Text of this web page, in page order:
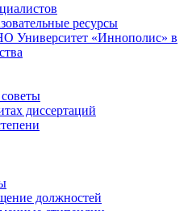
ресурсы
Университет «Иннополис» в
диссертаций
должностей